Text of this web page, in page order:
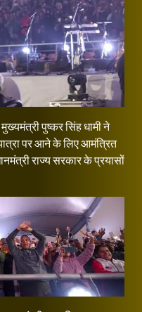
पुष्कर सिंह धामी ने
पर आने के लिए आमंत्रित
राज्य सरकार के प्रयासों